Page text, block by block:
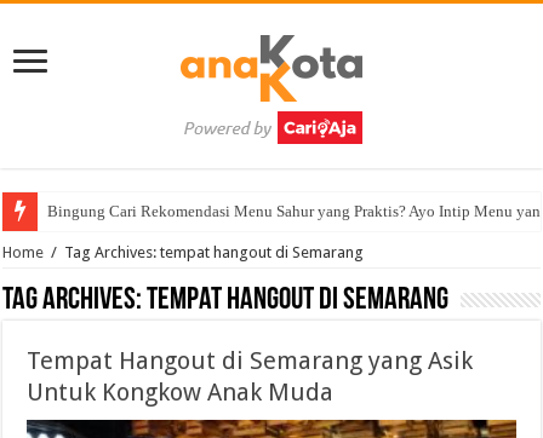
Bingung Cari Rekomendasi Menu Sahur yang Praktis? Ayo Intip Menu
Home / Tag Archives: tempat hangout di Semarang
Tag Archives:tempat hangout di Semarang
Tempat Hangout di Semarang yang Asik
Untuk Kongkow Anak Muda